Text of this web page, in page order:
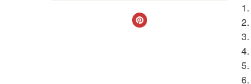
1.
2.
3.
4.
5.
6.